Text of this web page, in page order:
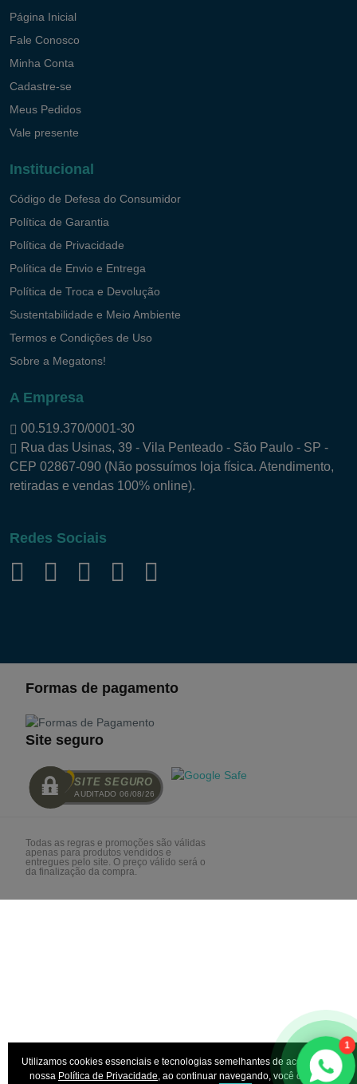
1
Página Inicial
Fale Conosco
Minha Conta
Cadastre-se
Meus Pedidos
Vale presente
Institucional
Código de Defesa do Consumidor
Política de Garantia
Política de Privacidade
Política de Envio e Entrega
Política de Troca e Devolução
Sustentabilidade e Meio Ambiente
Termos e Condições de Uso
Sobre a Megatons!
A Empresa
00.519.370/0001-30
Rua das Usinas, 39 - Vila Penteado - São Paulo - SP -
CEP 02867-090 (Não possuímos loja física. Atendimento,
retiradas e vendas 100% online).
Redes Sociais
Formas de pagamento
Site seguro
SITE SEGURO
AUDITADO 06/08/26
Todas as regras e promoções são válidas
apenas para produtos vendidos e
entregues pelo site. O preço válido será o
da finalização da compra.
Utilizamos cookies essenciais e tecnologias semelhantes de acordo com a
nossa Política de Privacidade, ao continuar navegando, você concorda×